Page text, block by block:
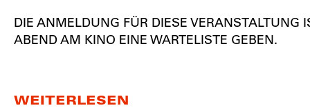
DIE ANMELDUNG FÜR DIESE VERANSTALTUNG
ABEND AM KINO EINE WARTELISTE GEBEN.
WEITERLESEN